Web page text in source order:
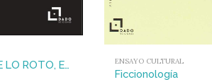
IDEAL DE LO ROTO, EL : Y otros escritos ENSAYO CULTURAL
Ficcionología